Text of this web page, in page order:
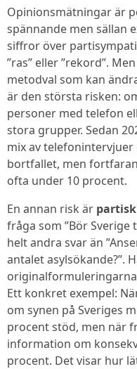
Opinionsmätningar är
spännande men sällan
siffror över
”ras” eller ”rekord”.
metodval som kan
är den största risken:
personer med telefon
stora grupper. Sedan
mix av
bortfallet, men
ofta under 10 procent.
En annan risk är
fråga som ”Bör
helt andra svar än
antalet asylsökande?”.
Ett konkret exempel:
om synen på Sveriges
procent stöd, men när
information om
procent. Det visar hur